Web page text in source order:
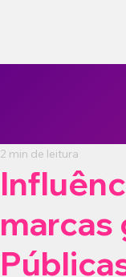
marcas
2 min de leitura